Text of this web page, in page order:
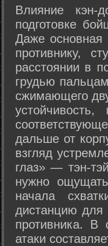
Влияние кэн-
подготовке
Даже основная
противнику,
расстоянии в
грудью
сжимающего
дальше от
взгляд
глаз» — тэн-
нужно
начала
дистанцию
противника. В
атаки